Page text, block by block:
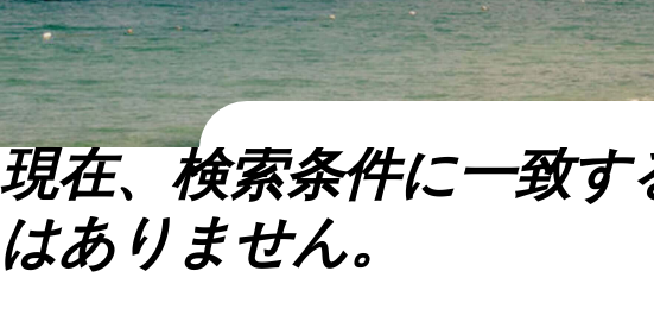
現在、検索条件に一致す
はありません。